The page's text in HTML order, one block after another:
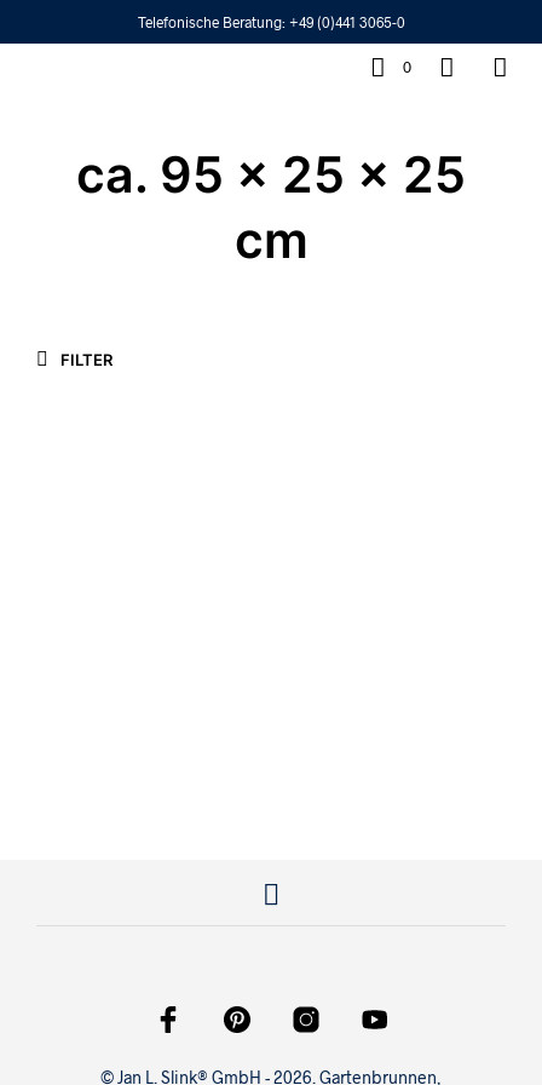
Telefonische Beratung: +49 (0)441 3065-0
0
ca. 95 x 25 x 25
cm
FILTER
© Jan L. Slink® GmbH - 2026. Gartenbrunnen,